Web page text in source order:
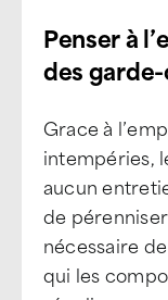
Penser à
des
Grace à
intempéries,
aucun
de
nécessaire
qui les